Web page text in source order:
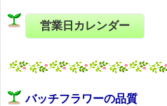
営業日カレンダー
バッチフラワーの品質